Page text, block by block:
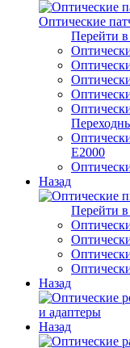
Оптические
Перейти
E2000
Назад
Перейти
Назад
и адаптеры
Назад